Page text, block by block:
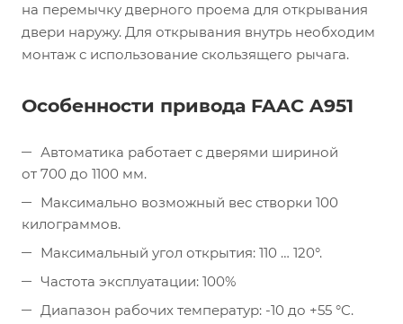
на перемычку дверного проема для открывания
двери наружу. Для открывания внутрь необходим
монтаж с использование скользящего рычага.
Особенности привода FAAC A951
Автоматика работает с дверями шириной
от 700 до 1100 мм.
Максимально возможный вес створки 100
килограммов.
Максимальный угол открытия: 110 … 120°.
Частота эксплуатации: 100%
Диапазон рабочих температур: -10 до +55 °C.